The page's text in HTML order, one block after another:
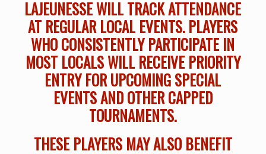
LAJEUNESSE WILL TRACK ATTENDANCE
AT REGULAR LOCAL EVENTS. PLAYERS
WHO CONSISTENTLY PARTICIPATE IN
MOST LOCALS WILL RECEIVE PRIORITY
ENTRY FOR UPCOMING SPECIAL
EVENTS AND OTHER CAPPED
TOURNAMENTS.
THESE PLAYERS MAY ALSO BENEFIT